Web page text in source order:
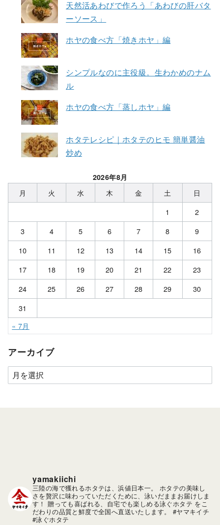
天然活あわびで作ろう「あわびの肝バタ
ーソース」
ホヤの食べ方「焼きホヤ」編
シンプルなのに主役級。生わかめのナム
ル
ホヤの食べ方「蒸しホヤ」編
ホタテレシピ｜ホタテのヒモ 簡単醤油
炒め
2026年8月
月 火 水 木 金 土
日
1
2
3
4 5 6 7 8
9
10
11 12 13 14 15
16
17
18 19 20 21 22
23
24
25 26 27 28 29
30
31
« 7月
アーカイブ
ア
ー
yamakiichi
三陸の海で獲れるホタテは、浜値日本一。
ホタテの美味し
さを贅沢に味わっていただくために、泳いだままお届けしま
す！ 贈っても喜ばれる、自宅でも楽しめる泳ぐホタテ をこ
だわりの品質と鮮度で全国へ直送いたします。
#ヤマキイチ
#泳ぐホタテ